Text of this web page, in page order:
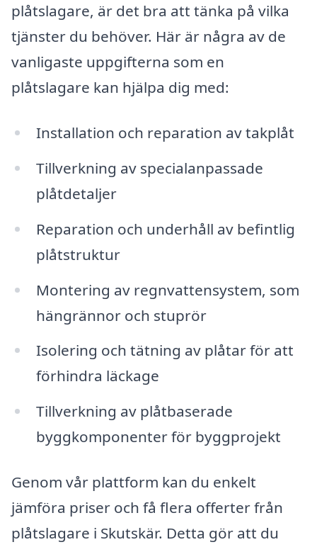
plåtslagare, är det bra att tänka på vilka
tjänster du behöver. Här är några av de
vanligaste uppgifterna som en
plåtslagare kan hjälpa dig med:
Installation och reparation av takplåt
Tillverkning av specialanpassade
plåtdetaljer
Reparation och underhåll av befintlig
plåtstruktur
Montering av regnvattensystem, som
hängrännor och stuprör
Isolering och tätning av plåtar för att
förhindra läckage
Tillverkning av plåtbaserade
byggkomponenter för byggprojekt
Genom vår plattform kan du enkelt
jämföra priser och få flera offerter från
plåtslagare i Skutskär. Detta gör att du